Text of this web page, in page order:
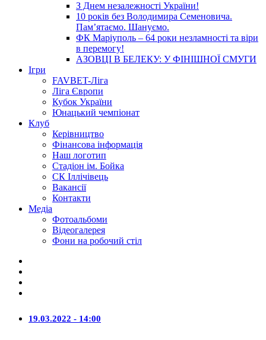
З Днем незалежності України!
10 років без Володимира Семеновича.
Пам’ятаємо. Шануємо.
ФК Маріуполь – 64 роки незламності та віри
в перемогу!
АЗОВЦІ В БЕЛЕКУ: У ФІНІШНОЇ СМУГИ
Ігри
FAVBET-Ліга
Ліга Європи
Кубок України
Юнацький чемпіонат
Клуб
Керівництво
Фінансова інформація
Наш логотип
Стадіон ім. Бойка
СК Іллічівець
Вакансії
Контакти
Медіа
Фотоальбоми
Відеогалерея
Фони на робочий стіл
19.03.2022 - 14:00